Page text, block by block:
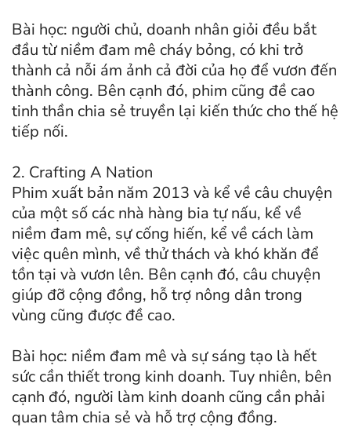
Bài học: người chủ, doanh nhân giỏi đều bắt
đầu từ niềm đam mê cháy bỏng, có khi trở
thành cả nỗi ám ảnh cả đời của họ để vươn đến
thành công. Bên cạnh đó, phim cũng đề cao
tinh thần chia sẻ truyền lại kiến thức cho thế hệ
tiếp nối.
2. Crafting A Nation
Phim xuất bản năm 2013 và kể về câu chuyện
của một số các nhà hàng bia tự nấu, kể về
niềm đam mê, sự cống hiến, kể về cách làm
việc quên mình, về thử thách và khó khăn để
tồn tại và vươn lên. Bên cạnh đó, câu chuyện
giúp đỡ cộng đồng, hỗ trợ nông dân trong
vùng cũng được đề cao.
Bài học: niềm đam mê và sự sáng tạo là hết
sức cần thiết trong kinh doanh. Tuy nhiên, bên
cạnh đó, người làm kinh doanh cũng cần phải
quan tâm chia sẻ và hỗ trợ cộng đồng.